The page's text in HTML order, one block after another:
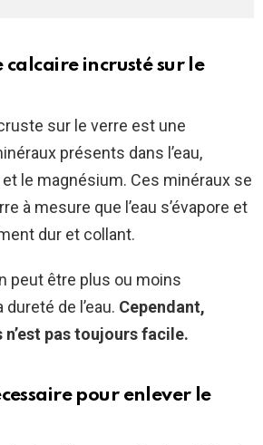
incrusté sur le
sur le verre est une
présents dans l’eau,
le magnésium. Ces minéraux se
à mesure que l’eau s’évapore et
dur et collant.
peut être plus ou moins
de l’eau. Cependant,
pas toujours facile.
pour enlever le